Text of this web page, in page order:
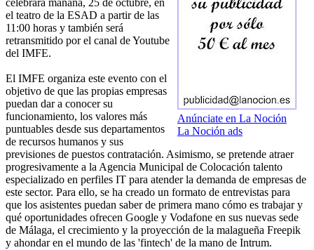
Anúnciate en La Noción
La Noción ads
celebrará mañana, 25 de octubre, en
el teatro de la ESAD a partir de las
11:00 horas y también será
retransmitido por el canal de Youtube
del IMFE.
El IMFE organiza este evento con el
objetivo de que las propias empresas
puedan dar a conocer su
funcionamiento, los valores más
puntuables desde sus departamentos
de recursos humanos y sus
previsiones de puestos contratación. Asimismo, se pretende atraer
progresivamente a la Agencia Municipal de Colocación talento
especializado en perfiles IT para atender la demanda de empresas de
este sector. Para ello, se ha creado un formato de entrevistas para
que los asistentes puedan saber de primera mano cómo es trabajar y
qué oportunidades ofrecen Google y Vodafone en sus nuevas sede
de Málaga, el crecimiento y la proyección de la malagueña Freepik
y ahondar en el mundo de las 'fintech' de la mano de Intrum.